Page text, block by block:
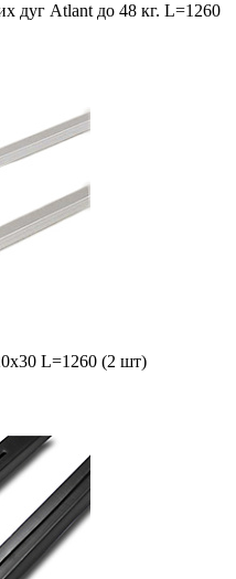
дуг Atlant до 48 кг. L=1260
L=1260 (2 шт)